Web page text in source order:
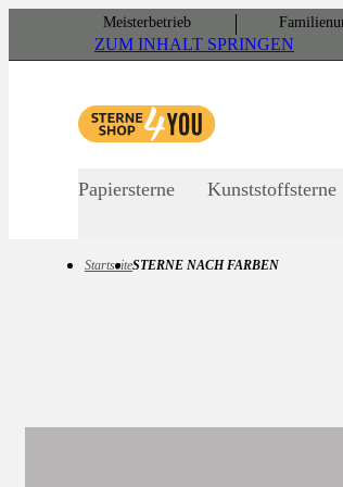
Meister­betrieb
ZUM INHALT SPRINGEN
Papiersterne Kunststoffsterne
Startseite STERNE NACH FARBEN